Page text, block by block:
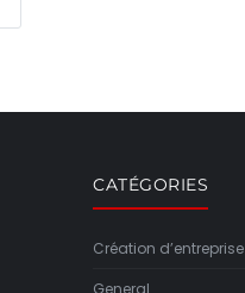
CATÉGORIES
Création d’entreprise
General